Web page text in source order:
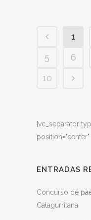
1
5
6
10
[vc_separator
position="center"
ENTRADAS
Concurso de
Calagurritana